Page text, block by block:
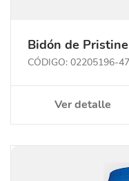
Bidón de Pristine
CÓDIGO: 02205196-
Ver detalle